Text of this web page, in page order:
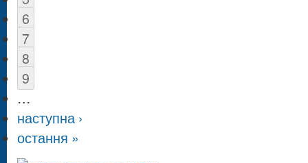
6
7
8
9
…
наступна ›
остання »